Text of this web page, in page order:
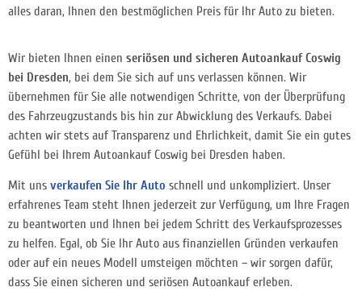
alles daran, Ihnen den bestmöglichen Preis für Ihr Auto zu bieten.
Wir bieten Ihnen einen seriösen und sicheren Autoankauf Coswig
bei Dresden, bei dem Sie sich auf uns verlassen können. Wir
übernehmen für Sie alle notwendigen Schritte, von der Überprüfung
des Fahrzeugzustands bis hin zur Abwicklung des Verkaufs. Dabei
achten wir stets auf Transparenz und Ehrlichkeit, damit Sie ein gutes
Gefühl bei Ihrem Autoankauf Coswig bei Dresden haben.
Mit uns verkaufen Sie Ihr Auto schnell und unkompliziert. Unser
erfahrenes Team steht Ihnen jederzeit zur Verfügung, um Ihre Fragen
zu beantworten und Ihnen bei jedem Schritt des Verkaufsprozesses
zu helfen. Egal, ob Sie Ihr Auto aus finanziellen Gründen verkaufen
oder auf ein neues Modell umsteigen möchten – wir sorgen dafür,
dass Sie einen sicheren und seriösen Autoankauf erleben.